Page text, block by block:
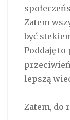
Zatem
być
Poddaję
lepszą
Zatem, do